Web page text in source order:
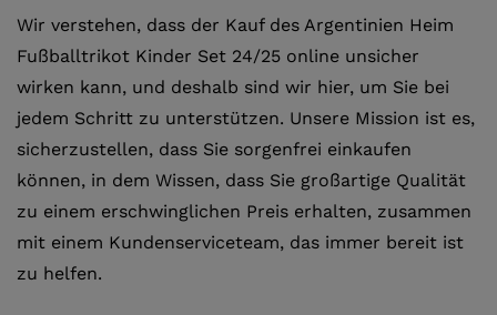
Wir verstehen, dass der Kauf des Argentinien Heim
Fußballtrikot Kinder Set 24/25 online unsicher
wirken kann, und deshalb sind wir hier, um Sie bei
jedem Schritt zu unterstützen. Unsere Mission ist es,
sicherzustellen, dass Sie sorgenfrei einkaufen
können, in dem Wissen, dass Sie großartige Qualität
zu einem erschwinglichen Preis erhalten, zusammen
mit einem Kundenserviceteam, das immer bereit ist
zu helfen.